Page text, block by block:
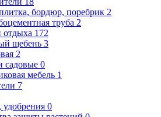
бордюр, поребрик 2
труба 2
отдыха 172
щебень 3
2
садовые 0
мебель 1
7
удобрения 0